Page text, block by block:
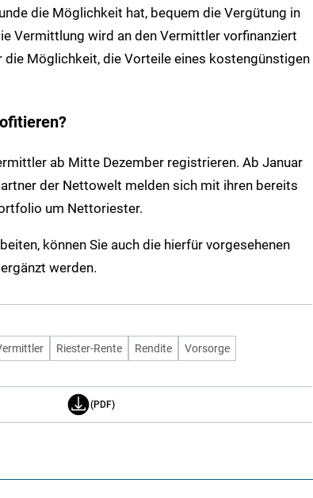
die Möglichkeit hat, bequem die Vergütung in
Vermittlung wird an den Vermittler vorfinanziert
die Möglichkeit, die Vorteile eines kostengünstigen
ab Mitte Dezember registrieren. Ab Januar
der Nettowelt melden sich mit ihren bereits
um Nettoriester.
können Sie auch die hierfür vorgesehenen
werden.
Riester-Rente Rendite
Vorsorge
(PDF)